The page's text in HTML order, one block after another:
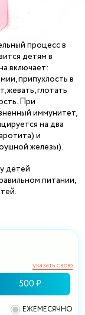
указать свою
500 ₽
ЕЖЕМЕСЯЧНО
процесс в
детям в
включает:
припухлость в
жевать, глотать
При
иммунитет,
на два
и
железы).
у детей
питании,